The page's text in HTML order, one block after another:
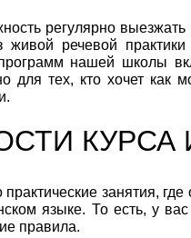
регулярно
речевой практики
нашей школы
для тех, кто хочет как
КУРСА
практические занятия,
языке. То есть, у
правила.